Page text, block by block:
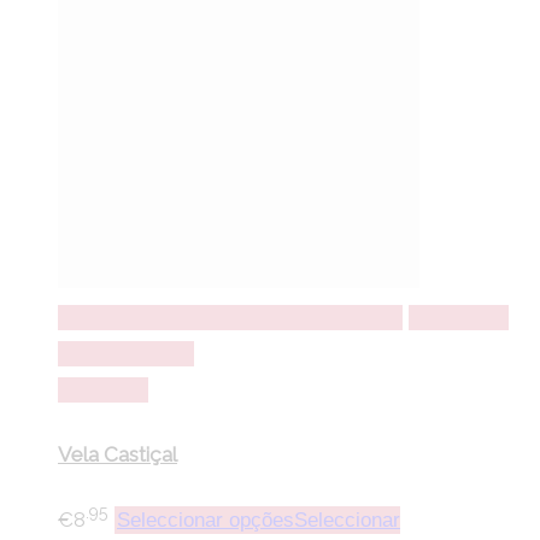
Vela Castiçal
€8.95 Seleccionar opçõesSeleccionar